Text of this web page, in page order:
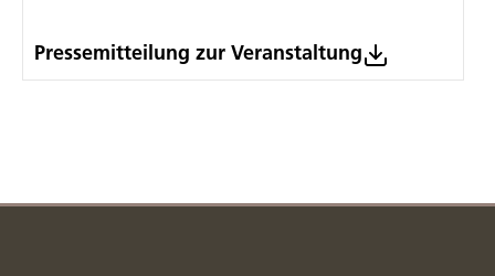
Pressemitteilung zur Veranstaltung